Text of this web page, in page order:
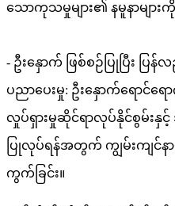
သောကုသမှုများ၏ နမူနာများ
- ဦးနှောက် ဖြစ်စဉ်ပြုပြီး ပ
ပညာပေးမှု: ဦးနှောက်ရောင်ရေ
လှုပ်ရှားမှုဆိုင်ရာလုပ်နိုင်စွမ်းနှ
ပြုလုပ်ရန်အတွက် ကျွမ်းကျင်
ကွက်ခြင်း။